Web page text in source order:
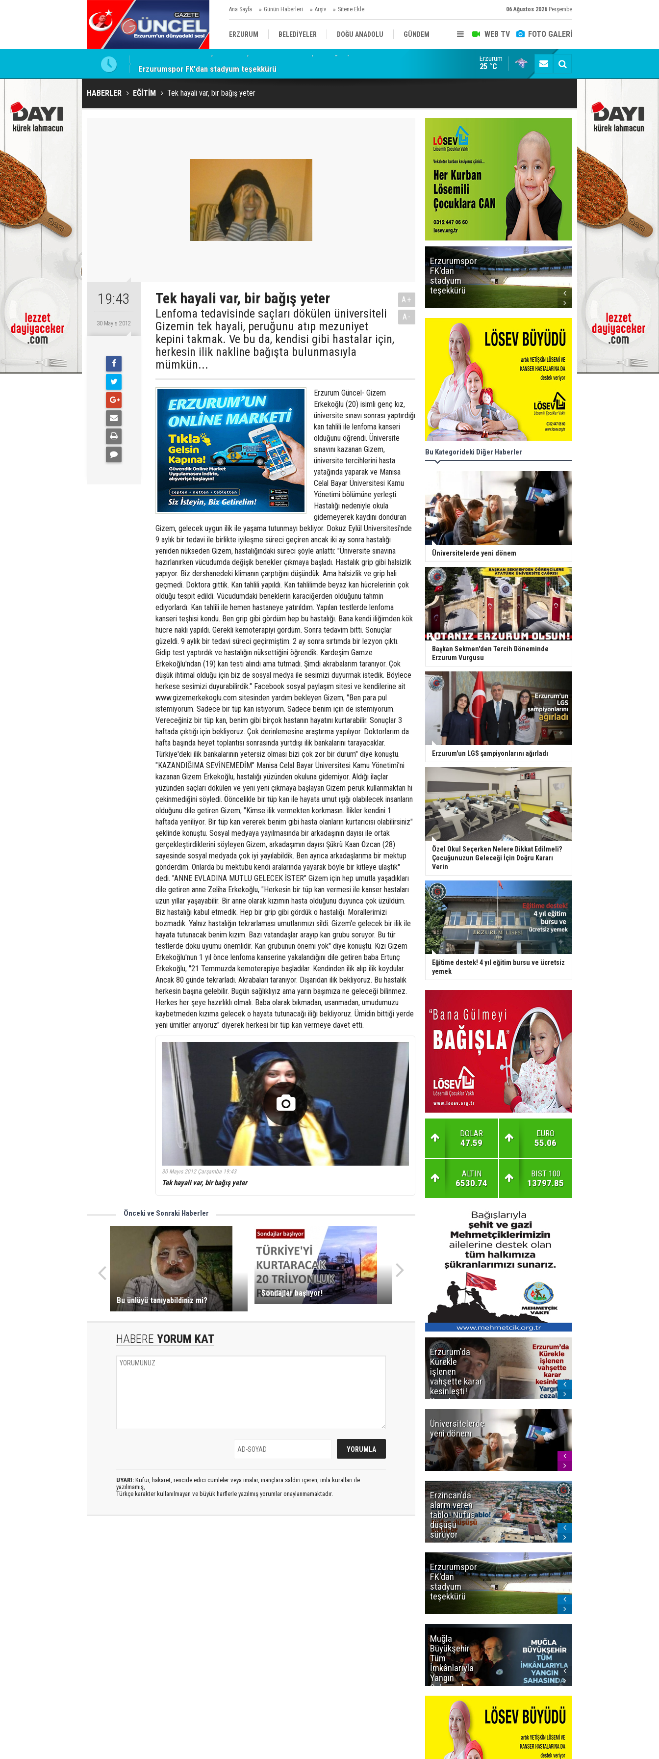
Ana Sayfa Günün Haberleri Arşiv Sitene Ekle 06 Ağustos 2026 Perşembe
WEB TV FOTO GALERİ
ERZURUM BELEDİYELER DOĞU ANADOLU GÜNDEM
KÜLTÜR/SANAT//MAĞAZİN
Erzurumspor FK'dan stadyum teşekkürü Erzurum dâhil Çok Sayıda İlde Uyuşturucuya Darbe
Erzurum
25 °C
HABERLER EĞİTİM Tek hayali var, bir bağış yeter
19:43
30 Mayıs 2012
Tek hayali var, bir bağış yeter
Lenfoma tedavisinde saçları dökülen üniversiteli
Gizemin tek hayali, peruğunu atıp mezuniyet
kepini takmak. Ve bu da, kendisi gibi hastalar için,
herkesin ilik nakline bağışta bulunmasıyla
mümkün...
A+
A-
Erzurum Güncel- Gizem
Erkekoğlu (20) isimli genç kız,
üniversite sınavı sonrası yaptırdığı
kan tahlili ile lenfoma kanseri
olduğunu öğrendi. Üniversite
sınavını kazanan Gizem,
üniversite tercihlerini hasta
yatağında yaparak ve Manisa
Celal Bayar Üniversitesi Kamu
Yönetimi bölümüne yerleşti.
Hastalığı nedeniyle okula
gidemeyerek kaydını donduran
Gizem, gelecek uygun ilik ile yaşama tutunmayı bekliyor. Dokuz Eylül Üniversitesi'nde
9 aylık bir tedavi ile birlikte iyileşme süreci geçiren ancak iki ay sonra hastalığı
yeniden nükseden Gizem, hastalığındaki süreci şöyle anlattı: "Üniversite sınavına
hazırlanırken vücudumda değişik benekler çıkmaya başladı. Hastalık grip gibi halsizlik
yapıyor. Biz dershanedeki klimanın çarptığını düşündük. Ama halsizlik ve grip hali
geçmedi. Doktora gittik. Kan tahlili yapıldı. Kan tahlilimde beyaz kan hücrelerinin çok
olduğu tespit edildi. Vücudumdaki beneklerin karaciğerden olduğunu tahmin
ediyorlardı. Kan tahlili ile hemen hastaneye yatırıldım. Yapılan testlerde lenfoma
kanseri teşhisi kondu. Ben grip gibi gördüm hep bu hastalığı. Bana kendi iliğimden kök
hücre nakli yapıldı. Gerekli kemoterapiyi gördüm. Sonra tedavim bitti. Sonuçlar
güzeldi. 9 aylık bir tedavi süreci geçirmiştim. 2 ay sonra sırtımda bir lezyon çıktı.
Gidip test yaptırdık ve hastalığın nüksettiğini öğrendik. Kardeşim Gamze
Erkekoğlu'ndan (19) kan testi alındı ama tutmadı. Şimdi akrabalarım taranıyor. Çok
düşük ihtimal olduğu için biz de sosyal medya ile sesimizi duyurmak istedik. Böylece
herkese sesimizi duyurabilirdik." Facebook sosyal paylaşım sitesi ve kendilerine ait
www.gizemerkekoglu.com sitesinden yardım bekleyen Gizem, "Ben para pul
istemiyorum. Sadece bir tüp kan istiyorum. Sadece benim için de istemiyorum.
Vereceğiniz bir tüp kan, benim gibi birçok hastanın hayatını kurtarabilir. Sonuçlar 3
haftada çıktığı için bekliyoruz. Çok derinlemesine araştırma yapılıyor. Doktorlarım da
hafta başında heyet toplantısı sonrasında yurtdışı ilik bankalarını tarayacaklar.
Türkiye'deki ilik bankalarının yetersiz olması bizi çok zor bir durum" diye konuştu.
"KAZANDIĞIMA SEVİNEMEDİM" Manisa Celal Bayar Üniversitesi Kamu Yönetimi'ni
kazanan Gizem Erkekoğlu, hastalığı yüzünden okuluna gidemiyor. Aldığı ilaçlar
yüzünden saçları dökülen ve yeni yeni çıkmaya başlayan Gizem peruk kullanmaktan hi
çekinmediğini söyledi. Ööncelikle bir tüp kan ile hayata umut ışığı olabilecek insanların
olduğunu dile getiren Gizem, "Kimse ilik vermekten korkmasın. İlikler kendini 1
haftada yeniliyor. Bir tüp kan vererek benim gibi hasta olanların kurtarıcısı olabilirsiniz"
şeklinde konuştu. Sosyal medyaya yayılmasında bir arkadaşının dayısı ile ortak
gerçekleştirdiklerini söyleyen Gizem, arkadaşımın dayısı Şükrü Kaan Özcan (28)
sayesinde sosyal medyada çok iyi yayılabildik. Ben ayrıca arkadaşlarıma bir mektup
gönderdim. Onlarda bu mektubu kendi aralarında yayarak böyle bir kitleye ulaştık"
dedi. "ANNE EVLADINA MUTLU GELECEK İSTER" Gizem için hep umutla yaşadıkları
dile getiren anne Zeliha Erkekoğlu, "Herkesin bir tüp kan vermesi ile kanser hastaları
uzun yıllar yaşayabilir. Bir anne olarak kızımın hasta olduğunu duyunca çok üzüldüm.
Biz hastalığı kabul etmedik. Hep bir grip gibi gördük o hastalığı. Morallerimizi
bozmadık. Yalnız hastalığın tekrarlaması umutlarımızı sildi. Gizem'e gelecek bir ilik ile
hayata tutunacak benim kızım. Bazı vatandaşlar arayıp kan grubu soruyor. Bu tür
testlerde doku uyumu önemlidir. Kan grubunun önemi yok" diye konuştu. Kızı Gizem
Erkekoğlu'nun 1 yıl önce lenfoma kanserine yakalandığını dile getiren baba Ertunç
Erkekoğlu, "21 Temmuzda kemoterapiye başladılar. Kendinden ilik alıp ilik koydular.
Ancak 80 günde tekrarladı. Akrabaları taranıyor. Dışarıdan ilik bekliyoruz. Bu hastalık
herkesin başına gelebilir. Bugün sağlıklıyız ama yarın başımıza ne geleceği bilinmez.
Herkes her şeye hazırlıklı olmalı. Baba olarak bıkmadan, usanmadan, umudumuzu
kaybetmeden kızıma gelecek o hayata tutunacağı iliği bekliyoruz. Ümidin bittiği yerde
yeni ümitler arıyoruz" diyerek herkesi bir tüp kan vermeye davet etti.
30 Mayıs 2012 Çarşamba 19:43
Tek hayali var, bir bağış yeter
Önceki ve Sonraki Haberler
Bu ünlüyü tanıyabildiniz mi?
Sondajlar başlıyor!
HABERE YORUM KAT
UYARI: Küfür, hakaret, rencide edici cümleler veya imalar, inançlara saldırı içeren, imla kuralları ile
yazılmamış,
Türkçe karakter kullanılmayan ve büyük harflerle yazılmış yorumlar onaylanmamaktadır.
Erzurumspor
FK'dan
stadyum
teşekkürü
Belediye
Başkanı servet
değerinde
Salah forması
aldı
Bu Kategorideki Diğer Haberler
Üniversitelerde yeni dönem
Başkan Sekmen'den Tercih Döneminde
Erzurum Vurgusu
Erzurum'un LGS şampiyonlarını ağırladı
Özel Okul Seçerken Nelere Dikkat Edilmeli?
Çocuğunuzun Geleceği İçin Doğru Kararı
Verin
Eğitime destek! 4 yıl eğitim bursu ve ücretsiz
yemek
DOLAR
47.59
EURO
55.06
ALTIN
6530.74
BIST 100
13797.85
Erzurum'da
Kürekle
işlenen
vahşette karar
kesinleşti!
Yargıtay
cezaları onadı
Üniversitelerde
yeni dönem
Erzincan'da
alarm veren
tablo! Nüfus
düşüşü
sürüyor
Erzurumspor
FK'dan
stadyum
teşekkürü
Muğla
Büyükşehir
Tüm
İmkânlarıyla
Yangın
Sahasında